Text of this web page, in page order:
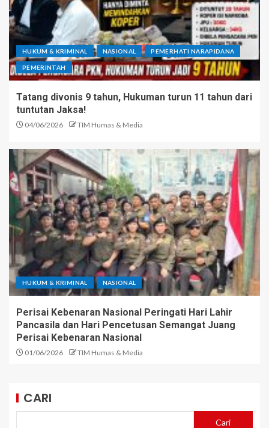
HUKUM & KRIMINAL NASIONAL PEMERHATI NARAPIDANA
PEMERINTAH
Tatang divonis 9 tahun, Hukuman turun 11 tahun dari
tuntutan Jaksa!
04/06/2026 TIM Humas & Media
HUKUM & KRIMINAL NASIONAL
Perisai Kebenaran Nasional Peringati Hari Lahir
Pancasila dan Hari Pencetusan Semangat Juang
Perisai Kebenaran Nasional
01/06/2026 TIM Humas & Media
CARI
Cari